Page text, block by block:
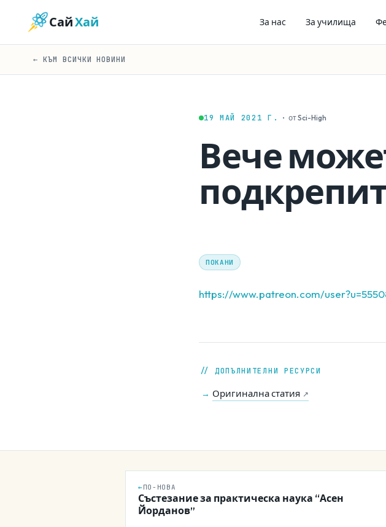
СайХай За нас За училища
← КЪМ ВСИЧКИ НОВИНИ
19 МАЙ 2021 Г. · от Sci-High
Вече
ПОКАНИ
https://www.patreon.com/
// ДОПЪЛНИТЕЛНИ РЕСУРСИ
→ Оригинална статия ↗
←ПО-НОВА
Състезание за практическа наука “Асен
Йорданов”